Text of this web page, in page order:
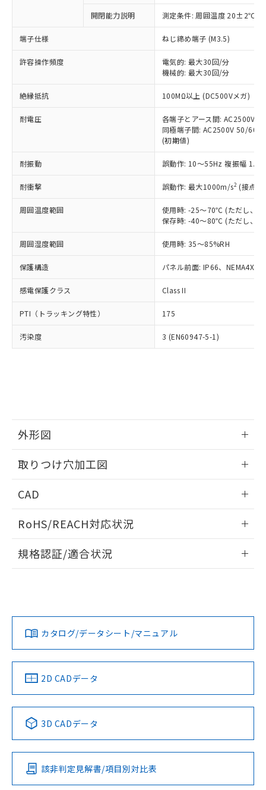
開閉能力説明 測定条件: 周囲温度 20±2℃、
端子仕様 ねじ締め端子 (M3.5)
許容操作頻度
電気的: 最大30回/分
機械的: 最大30回/分
絶縁抵抗 100MΩ以上 (DC500Vメガ)
耐電圧
各端子とアース間: AC2500V
同極端子間: AC2500V 50/
(初期値)
耐振動 誤動作: 10～55Hz 複振幅
耐衝撃 誤動作: 最大1000m/s2 (接点
周囲温度範囲
使用時: -25～70℃ (ただし、氷
保存時: -40～80℃ (ただし、氷
周囲湿度範囲 使用時: 35～85%RH
保護構造 パネル前面: IP66、NEMA4X,
感電保護クラス Class II
PTI（トラッキング特性） 175
汚染度 3 (EN60947-5-1)
外形図
取りつけ穴加工図
CAD
ドすることができます。
ログイン/会員登録
ダウンロードデータをご利用いただく前に、以下を必ずお読
みください。
ソフトウェアの使用条件
RoHS/REACH対応状況
EU RoHS 注意事項・凡例
対応済み
中国 RoHS 注意事項・凡例
Pb Hg Cd Cr(VI)
O
規格認証/適合状況
LR型式承認
（イギリス
船舶規格）
DNV型式承認
（ノルウェー
BV型式承認
（フランス
KR型式
（韓国
No No No No
この製品の規格認証/適合状況ページへ
その他の認証はこちらのページからご検索ください
カタログ/データシート/マニュアル
2D CADデータ
3D CADデータ
該非判定見解書/項目別対比表
以下の条件をお読みいただき、同意のうえ
ご利用ください。
本サービスは、当社制御機器事業取扱
商品の当社在庫状況および標準価格
当社制御機器事業取扱商品の中には、
本サービスの対象外となる商品もある
ことをご了承ください。
在庫状況および標準価格照会結果は、
記載している更新日時点での社内デー
タに基づき作成されるものであり、閲
覧された時点での実際の在庫および標
準価格とは異なる場合があることをご
正式な納期状況および標準価格はお客
様のお取引先、またはお客様担当のオ
ムロン制御機器販売店・当社販売員に
オムロン制御機器販売店や当社販売拠
販売ネットワーク
」をご確認
ください。
在庫状況および標準価格結果を当社の
事前の承諾なく第三者に漏洩または開
マイパーツ機能（部品リスト作成サー
および当社の共同利用者が、当社の製
※当社の共同利用者とは、
の共同利用に関して"
の「1.共同利
対応予定なし：EU RoHS指令（10物質）の
非含有に非対応の商品で、対応品を出す予
定はありません。
調査・確認中：EU RoHS指令（10物質）の
非含有の対応状況を調査中または確認中の
非該当品：ライセンス料など無形物で、有
害物質有無と関係のない商品です。
いたものが、含有品と判明した場合などや
むを得ず変更することがあります。
六価クロム(Cr(Ⅵ)) 1000ppm以下、ポリ臭化ビフェニル
類(PBB) 1000ppm以下、ポリ臭化ジフェニルエーテル類
(PBDE) 1000ppm以下、フタル酸ビス(2-エチルヘキシ
ル) (DEHP)(別名：DOP) 1000ppm以下、フタル酸ブチ
ルベンジル（BBP） 1000ppm以下、フタル酸ジブチル
（DBP） 1000ppm以下、フタル酸ジイソブチル
(DIBP) 1000ppm以下
フタル酸エステル類の４物質については閾値を超える意
図的な使用がないことを確認しています。
※2 対応予定月
部品在庫の切り替え状況などにより、予定
月が前後することがあります。
とができます。
EU RoHS指令（10物質）の非含有証明書
ものではありません。
また、RoHS指令のフタル酸エステル類４
物質の対応では、対応完了までの期間は出
荷製品に未対応品が混在することから備考
欄に対応日を記載しておりました。
※1 中国RoHS○×表
「○」：最大均質材料含有率が中国RoHSの
基準値以下であることを示します。
「×」：最大均質材料含有率が中国RoHSの
基準値を超えていることを示します。
「－」：未確認です。当社販売部門へお問
*中国RoHS10物質の基準値 (GB/T26572)：
Pb(鉛) :1000ppm、 Hg(水銀) : 1000ppm、 Cd(カドミウ
Cr(Ⅵ)(六価クロム) : 1000ppm、 PBBs(ポリ臭化ビフェ
ニル類) : 1000ppm、 PBDEs(ポリ臭化ジフェニルエーテ
DBP(フタル酸ジブチル) : 1000ppm、 DIBP(フタル酸ジ
イソブチル) : 1000ppm、 BBP(フタル酸ブチルベンジ
ル) : 1000ppm、
DEHP(フタル酸ビス(2-エチルヘキシル)) : 1000ppm
※2 環境保護使用期限
「ｅ」：有害物質（10物質）のすべてが基
準値以下であることを示します。
「10」：通常の使用状況下において有害物
質が外部に漏えいし、環境に深刻な影響を
当社は、これら貴社製品のうち、外国
為替および外国貿易法に定める商品
（以下｢規制貨物等」という）を輸出
または国外への提供する場合は、日本
国政府の輸出許可(または役務取引許
可)を取得するなどの必要な手続きを
当社は規制貨物を破棄する場合は、完
全に破砕するなど、違法に輸出されな
いよう必要な手段を講じます。
ル、化学兵器、生物兵器またはその他
武器並びにこれらの製造装置等に一切
使用いたしません。
当社は、貴社製品を第三者に販売する
場合は、上記1、2および3の内容を当
該第三者に通知します。また当社は、
販売先および販売に係わる関係者が違
法に輸出するおそれがある場合は、取
○ 一定数以上の在庫あり
一定数には満たないが在庫あり
在庫なし(最新の在庫状況につ
いては、お客様のお取引先、ま
たはお客様担当のオムロン制御
機器販売店・当社販売員にご確
認ください)
受注生産機種、また在庫状況の